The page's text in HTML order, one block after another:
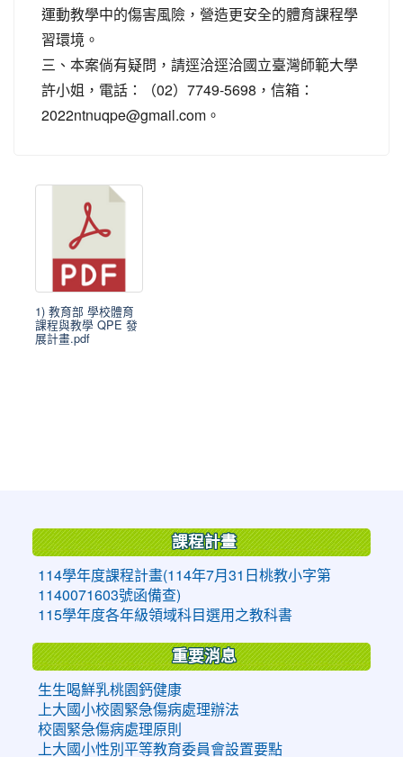
運動教學中的傷害風險，營造更安全的體育課程學
習環境。
三、本案倘有疑問，請逕洽逕洽國立臺灣師範大學
許小姐，電話：（02）7749-5698，信箱：
2022ntnuqpe@gmail.com。
1) 教育部 學校體育
課程與教學 QPE 發
展計畫.pdf
課程計畫
114學年度課程計畫(114年7月31日桃教小字第
1140071603號函備查)
115學年度各年級領域科目選用之教科書
重要消息
生生喝鮮乳桃園鈣健康
上大國小校園緊急傷病處理辦法
校園緊急傷病處理原則
上大國小性別平等教育委員會設置要點